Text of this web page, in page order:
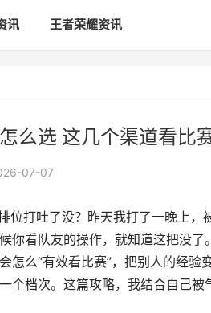
讯 王者荣耀资讯
么选 这几个渠道看比
07-07
位打吐了没？昨天我打了一晚上，
你看队友的操作，就知道这把没
怎么“有效看比赛”，把别人的经
个档次。这篇攻略，我结合自己